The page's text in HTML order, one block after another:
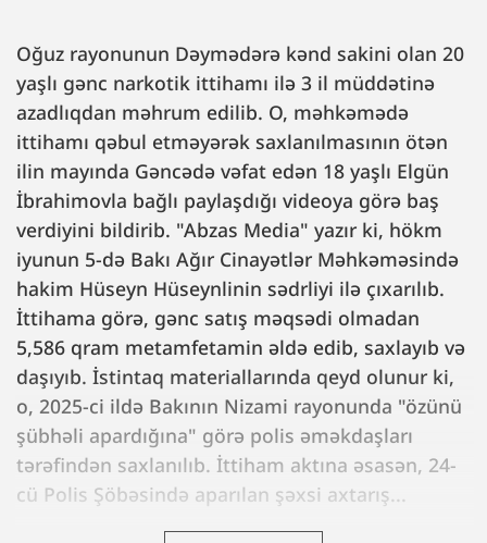
Oğuz rayonunun Dəymədərə kənd sakini olan 20
yaşlı gənc narkotik ittihamı ilə 3 il müddətinə
azadlıqdan məhrum edilib. O, məhkəmədə
ittihamı qəbul etməyərək saxlanılmasının ötən
ilin mayında Gəncədə vəfat edən 18 yaşlı Elgün
İbrahimovla bağlı paylaşdığı videoya görə baş
verdiyini bildirib. "Abzas Media" yazır ki, hökm
iyunun 5-də Bakı Ağır Cinayətlər Məhkəməsində
hakim Hüseyn Hüseynlinin sədrliyi ilə çıxarılıb.
İttihama görə, gənc satış məqsədi olmadan
5,586 qram metamfetamin əldə edib, saxlayıb və
daşıyıb. İstintaq materiallarında qeyd olunur ki,
o, 2025-ci ildə Bakının Nizami rayonunda "özünü
şübhəli apardığına" görə polis əməkdaşları
tərəfindən saxlanılıb. İttiham aktına əsasən, 24-
cü Polis Şöbəsində aparılan şəxsi axtarış...